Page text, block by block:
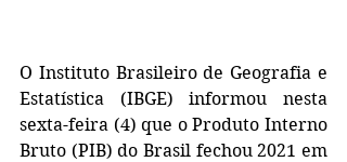
O Instituto Brasileiro de Geografia e
Estatística (IBGE) informou nesta
sexta-feira (4) que o Produto Interno
Bruto (PIB) do Brasil fechou 2021 em